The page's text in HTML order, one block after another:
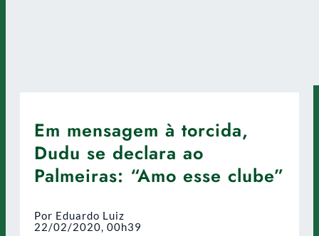
Em mensagem à torcida,
Dudu se declara ao
Palmeiras: “Amo esse clube”
Por Eduardo Luiz
22/02/2020, 00h39